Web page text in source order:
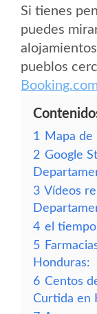
Si tienes
puedes
pueblos
1
Mapa de
2 Google
3 Vídeos
4 el
5
Honduras:
6 Centos
Curtida en